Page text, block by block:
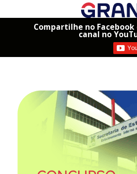
Compartilhe no Facebook
canal no